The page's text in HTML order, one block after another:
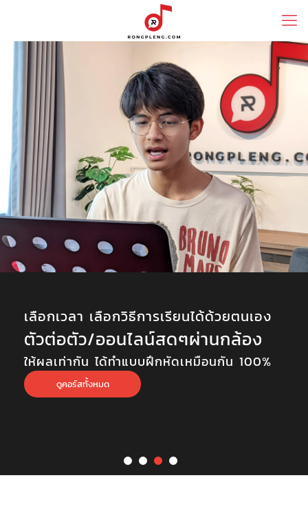
เลือกเวลา เลือกวิธีการเรียนได้ด้วยตนเอง
ตัวต่อตัว/ออนไลน์สดๆผ่านกล้อง
ให้ผลเท่ากัน ได้ทำแบบฝึกหัดเหมือนกัน 100%
ดูคอร์สทั้งหมด